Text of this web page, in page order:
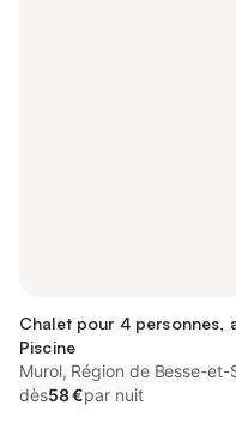
Chalet pour 4 personnes,
Piscine
Murol, Région de Besse-et-
Anastaise
dès58 €par nuit